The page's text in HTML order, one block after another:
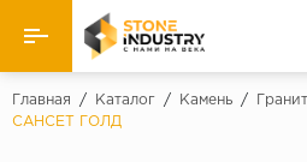
Назад
Главная / Каталог / Камень /
САНСЕТ ГОЛД